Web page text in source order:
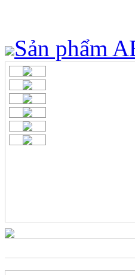
Sản phẩm